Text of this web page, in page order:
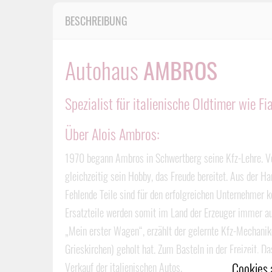
BESCHREIBUNG
AutohausAMBROS
Spezialist für italienische Oldtimer wie
Über Alois Ambros:
1970 begann Ambros in Schwertberg seine Kfz-
gleichzeitig sein Hobby, das Freude bereitet. Aus der
Fehlende Teile sind für den erfolgreichen
Ersatzteile werden somit im Land der Erzeuger immer
„Mein erster Wagen“, erzählt der gelernte Kfz-
Grieskirchen) geholt hat. Zum Basteln in der Freizeit.
Verkauf der italienischen Autos.